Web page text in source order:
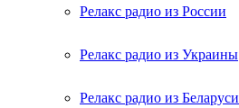
Релакс радио из России
Релакс радио из Украины
Релакс радио из Беларуси